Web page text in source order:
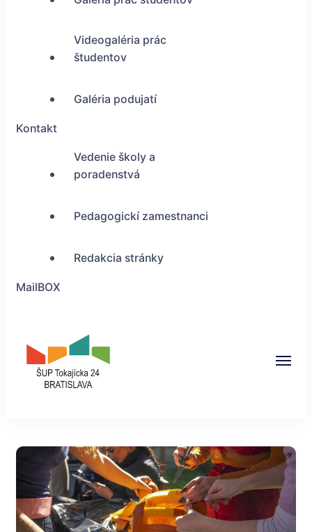
Videogaléria prác
študentov
Galéria podujatí
Kontakt
Vedenie školy a
poradenstvá
Pedagogickí zamestnanci
Redakcia stránky
MailBOX
Bratislava